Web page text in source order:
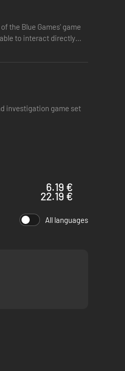
the Blue Games' game
to interact directly
investigation game set
6.19 €
22.19 €
All languages